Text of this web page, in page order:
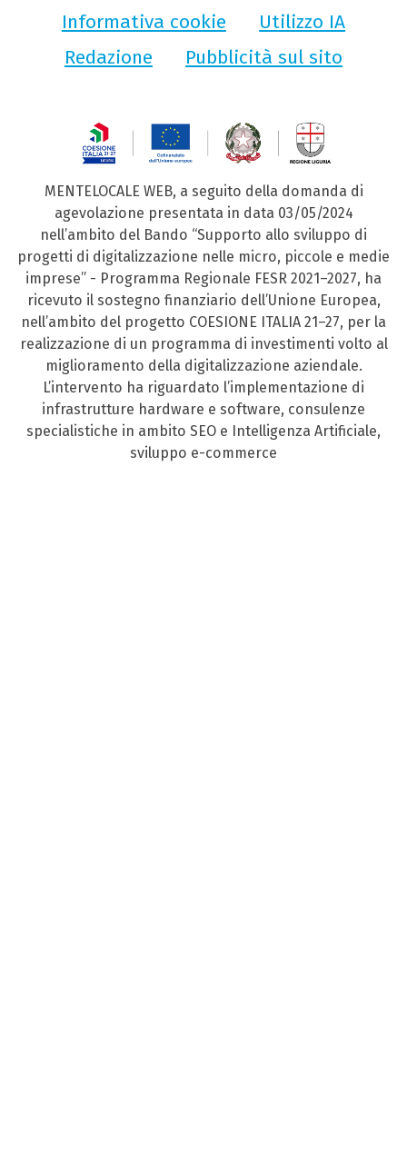
Informativa cookie
Utilizzo IA
Redazione
Pubblicità sul sito
MENTELOCALE WEB, a seguito della domanda di
agevolazione presentata in data 03/05/2024
nell’ambito del Bando “Supporto allo sviluppo di
progetti di digitalizzazione nelle micro, piccole e medie
imprese” - Programma Regionale FESR 2021–2027, ha
ricevuto il sostegno finanziario dell’Unione Europea,
nell’ambito del progetto COESIONE ITALIA 21–27, per la
realizzazione di un programma di investimenti volto al
miglioramento della digitalizzazione aziendale.
L’intervento ha riguardato l’implementazione di
infrastrutture hardware e software, consulenze
specialistiche in ambito SEO e Intelligenza Artificiale,
sviluppo e-commerce